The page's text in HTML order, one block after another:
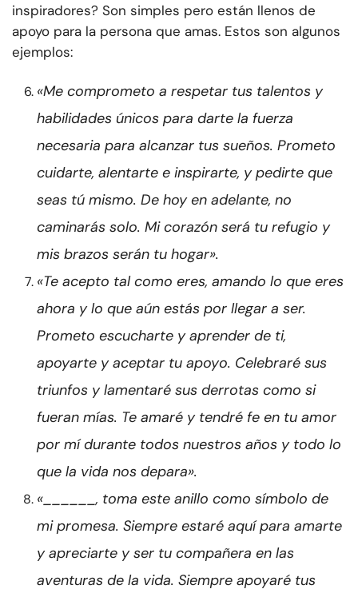
inspiradores? Son simples pero están llenos de
apoyo para la persona que amas. Estos son algunos
ejemplos:
«Me comprometo a respetar tus talentos y
habilidades únicos para darte la fuerza
necesaria para alcanzar tus sueños. Prometo
cuidarte, alentarte e inspirarte, y pedirte que
seas tú mismo. De hoy en adelante, no
caminarás solo. Mi corazón será tu refugio y
mis brazos serán tu hogar».
«Te acepto tal como eres, amando lo que eres
ahora y lo que aún estás por llegar a ser.
Prometo escucharte y aprender de ti,
apoyarte y aceptar tu apoyo. Celebraré sus
triunfos y lamentaré sus derrotas como si
fueran mías. Te amaré y tendré fe en tu amor
por mí durante todos nuestros años y todo lo
que la vida nos depara».
«______, toma este anillo como símbolo de
mi promesa. Siempre estaré aquí para amarte
y apreciarte y ser tu compañera en las
aventuras de la vida. Siempre apoyaré tus